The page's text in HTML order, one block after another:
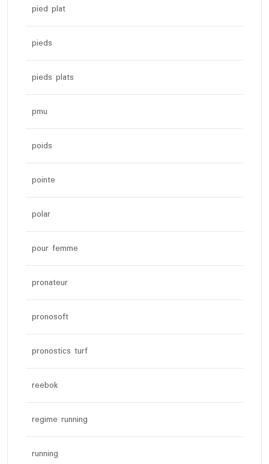
pied plat
pieds
pieds plats
pmu
poids
pointe
polar
pour femme
pronateur
pronosoft
pronostics turf
reebok
regime running
running